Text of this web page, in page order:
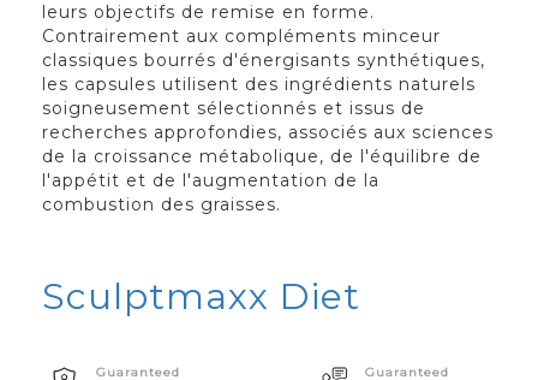
leurs objectifs de remise en forme.
Contrairement aux compléments minceur
classiques bourrés d'énergisants synthétiques,
les capsules utilisent des ingrédients naturels
soigneusement sélectionnés et issus de
recherches approfondies, associés aux sciences
de la croissance métabolique, de l'équilibre de
l'appétit et de l'augmentation de la
combustion des graisses.
Sculptmaxx Diet
Guaranteed Guaranteed